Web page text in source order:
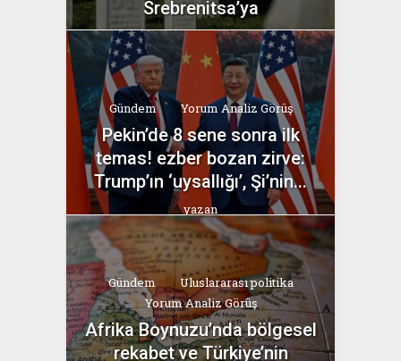
Srebrenitsa’ya
yazan
Bahri Ak
Gündem Yorum Analiz Görüş
Pekin’de 8 sene sonra ilk
temas! ezber bozan zirve:
Trump’ın ‘uysallığı’, Şi’nin...
yazan
Bahri Ak
Gündem
Uluslararası politika
Yorum Analiz Görüş
Afrika Boynuzu’nda bölgesel
rekabet ve Türkiye’nin